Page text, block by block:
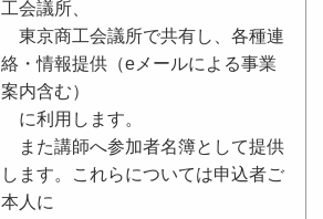
工会議所、
東京商工会議所で共有し、各種連
絡・情報提供（eメールによる事業
案内含む）
に利用します。
また講師へ参加者名簿として提供
します。これらについては申込者ご
本人に